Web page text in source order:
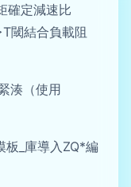
確定減速比
閾結合負載阻
湊（使用
板_庫導入ZQ*編